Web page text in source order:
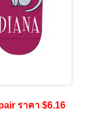
ราคา $6.16